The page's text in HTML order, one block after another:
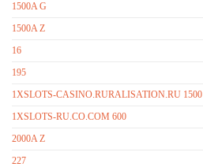
1500A G
1500A Z
16
195
1XSLOTS-CASINO.RURALISATION.RU 1500
1XSLOTS-RU.CO.COM 600
2000A Z
227